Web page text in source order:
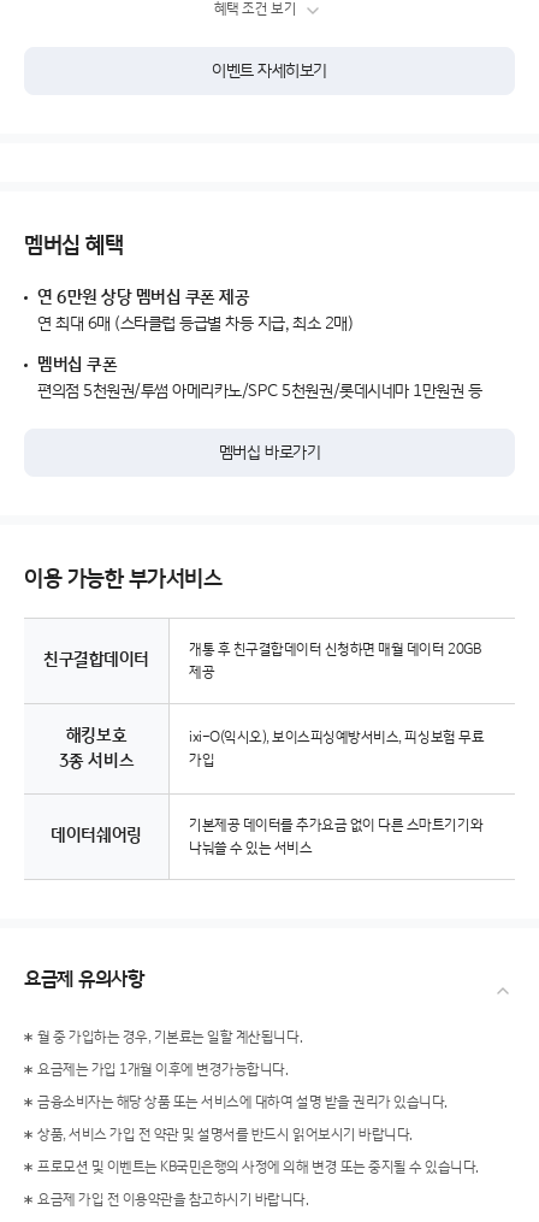
혜택 조건 보기
이벤트 자세히보기
멤버십 혜택
연 6만원 상당 멤버십 쿠폰 제공
연 최대 6매 (스타클럽 등급별 차등 지급, 최소 2매)
멤버십 쿠폰
편의점 5천원권/투썸 아메리카노/SPC 5천원권/롯데시네마 1만원권 등
멤버십 바로가기
이용 가능한 부가서비스
친구결합데이터 개통 후 친구결합데이터 신청하면 매월 데이터20GB
제공
해킹보호
3종 서비스
ixi-O(익시오), 보이스피싱예방서비스, 피싱보험 무료
가입
데이터쉐어링
기본제공 데이터를 추가요금 없이 다른 스마트기기와
나눠쓸 수 있는 서비스
요금제 유의사항
월 중 가입하는 경우, 기본료는 일할 계산됩니다.
요금제는 가입 1개월 이후에 변경가능합니다.
금융소비자는 해당 상품 또는 서비스에 대하여 설명 받을 권리가 있습니다.
상품, 서비스 가입 전 약관 및 설명서를 반드시 읽어보시기 바랍니다.
프로모션 및 이벤트는 KB국민은행의 사정에 의해 변경 또는 중지될 수 있습니다.
요금제 가입 전 이용약관을 참고하시기 바랍니다.